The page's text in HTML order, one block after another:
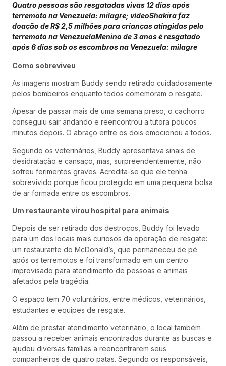
Quatro pessoas são resgatadas vivas 12 dias após
terremoto na Venezuela: milagre; vídeoShakira faz
doação de R$ 2,5 milhões para crianças atingidas pelo
terremoto na VenezuelaMenino de 3 anos é resgatado
após 6 dias sob os escombros na Venezuela: milagre
Como sobreviveu
As imagens mostram Buddy sendo retirado cuidadosamente
pelos bombeiros enquanto todos comemoram o resgate.
Apesar de passar mais de uma semana preso, o cachorro
conseguiu sair andando e reencontrou a tutora poucos
minutos depois. O abraço entre os dois emocionou a todos.
Segundo os veterinários, Buddy apresentava sinais de
desidratação e cansaço, mas, surpreendentemente, não
sofreu ferimentos graves. Acredita-se que ele tenha
sobrevivido porque ficou protegido em uma pequena bolsa
de ar formada entre os escombros.
Um restaurante virou hospital para animais
Depois de ser retirado dos destroços, Buddy foi levado
para um dos locais mais curiosos da operação de resgate:
um restaurante do McDonald’s, que permaneceu de pé
após os terremotos e foi transformado em um centro
improvisado para atendimento de pessoas e animais
afetados pela tragédia.
O espaço tem 70 voluntários, entre médicos, veterinários,
estudantes e equipes de resgate.
Além de prestar atendimento veterinário, o local também
passou a receber animais encontrados durante as buscas e
ajudou diversas famílias a reencontrarem seus
companheiros de quatro patas. Segundo os responsáveis,